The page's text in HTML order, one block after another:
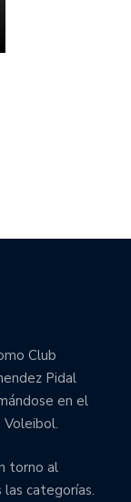
Club
Pidal
en el
torno al
categorías.